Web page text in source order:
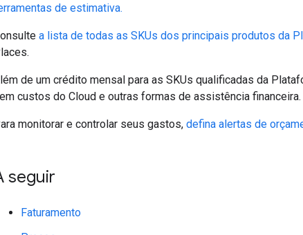
de estimativa.
a lista de todas as SKUs dos principais produtos da
de um crédito mensal para as SKUs qualificadas da
custos do Cloud e outras formas de assistência financeira.
monitorar e controlar seus gastos, defina alertas de
seguir
Faturamento